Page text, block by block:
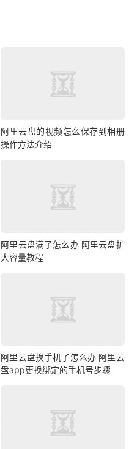
阿里云盘的视频怎么保存到相册
操作方法介绍
阿里云盘满了怎么办 阿里云盘扩
大容量教程
阿里云盘换手机了怎么办 阿里云
盘app更换绑定的手机号步骤